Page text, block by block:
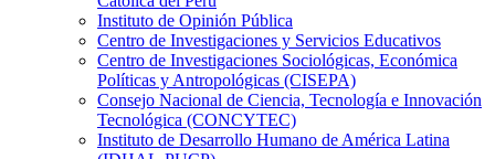
Instituto de Opinión Pública
Centro de Investigaciones y Servicios Educativos
Centro de Investigaciones Sociológicas, Económica
Políticas y Antropológicas (CISEPA)
Consejo Nacional de Ciencia, Tecnología e Innovación
Tecnológica (CONCYTEC)
Instituto de Desarrollo Humano de América Latina